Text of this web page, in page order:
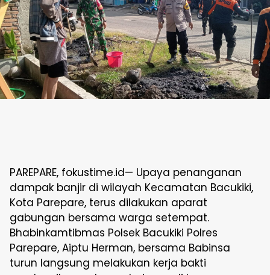
PAREPARE, fokustime.id— Upaya penanganan
dampak banjir di wilayah Kecamatan Bacukiki,
Kota Parepare, terus dilakukan aparat
gabungan bersama warga setempat.
Bhabinkamtibmas Polsek Bacukiki Polres
Parepare, Aiptu Herman, bersama Babinsa
turun langsung melakukan kerja bakti